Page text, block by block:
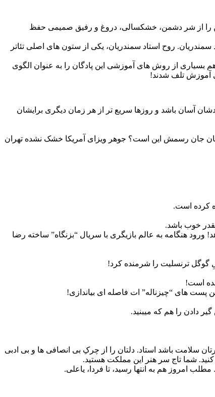
را از شر دشمن، خشکسالی، دروغ و رفیق صمیمی حفظ
روح استاد سمندریان، یکی از ستون های اصلی تئاتر
آمریکا هم بسیاری از روش های آموزشی این پادگان را به عنوان الگوی
آموزش تلف شدند!
آسان باشد و روزها سریع تر از هر زمان دیگری برایشان
جان رسمش این است؟ جوهر ویزای آمریکا خشک نشده تهران
کرده است.
خوب باشد.
هنگامه به عالم بازیگری با سریال “بزنگاه” ساخته رضا
گوگل ترنسلیت را شرمنده کرد!
شده است!
دادن را هم که میبنید.
سلامت باشد استاد. دلتان را از چرکِ بی انصافی ها و بی ادبی
شما تاج سر هنر این مملکت هستید.
امروز هم به انتها رسید، تا فردا، یاعلی.